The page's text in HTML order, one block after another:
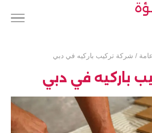
/ شركة تركيب باركيه في دبي
باركيه في دبي